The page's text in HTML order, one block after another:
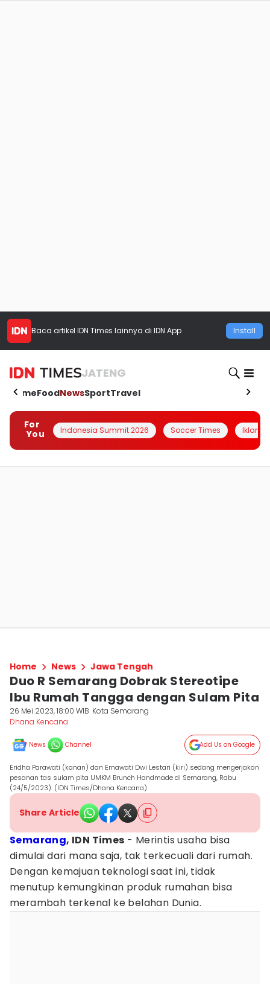
Baca artikel IDN Times lainnya di IDN App Install
JATENG
HomeFoodNewsSportTravel
For
You
Indonesia Summit 2026 Soccer Times Iklanin
Home News Jawa Tengah
Duo R Semarang Dobrak Stereotipe
Ibu Rumah Tangga dengan Sulam Pita
26 Mei 2023, 18:00 WIB Kota Semarang
Dhana Kencana
News Channel Add Us on Google
Eridha Parawati (kanan) dan Ernawati Dwi Lestari (kiri) sedang mengerjakan
pesanan tas sulam pita UMKM Brunch Handmade di Semarang, Rabu
(24/5/2023). (IDN Times/Dhana Kencana)
Share Article
Semarang, IDN Times - Merintis usaha bisa
dimulai dari mana saja, tak terkecuali dari rumah.
Dengan kemajuan teknologi saat ini, tidak
menutup kemungkinan produk rumahan bisa
merambah terkenal ke belahan Dunia.